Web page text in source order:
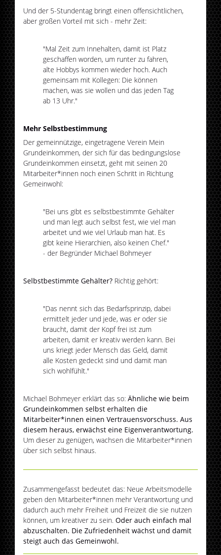
Und der 5-Stundentag bringt einen offensichtlichen,
aber großen Vorteil mit sich - mehr Zeit:
"Mal Zeit zum Innehalten, damit ist Platz
geschaffen worden, um runter zu fahren,
alte Hobbys kommen wieder hoch. Auch
gemeinsam mit Kollegen: Die können
machen, was sie wollen und das jeden Tag
ab 13 Uhr."
Mehr Selbstbestimmung
Der gemeinnützige, eingetragene Verein Mein
Grundeinkommen, der sich für das bedingungslose
Grundeinkommen einsetzt, geht mit seinen 20
Mitarbeiter*innen noch einen Schritt in Richtung
Gemeinwohl:
"Bei uns gibt es selbstbestimmte Gehälter
und man legt auch selbst fest, wie viel man
arbeitet und wie viel Urlaub man hat. Es
gibt keine Hierarchien, also keinen Chef."
- der Begründer Michael Bohmeyer
Selbstbestimmte Gehälter? Richtig gehört:
"Das nennt sich das Bedarfsprinzip, dabei
ermittelt jeder und jede, was er oder sie
braucht, damit der Kopf frei ist zum
arbeiten, damit er kreativ werden kann. Bei
uns kriegt jeder Mensch das Geld, damit
alle Kosten gedeckt sind und damit man
sich wohlfühlt."
Michael Bohmeyer erklärt das so:Ähnliche wie beim
Grundeinkommen selbst erhalten die
Mitarbeiter*innen einen Vertrauensvorschuss. Aus
diesem heraus, erwächst eine Eigenverantwortung.
Um dieser zu genügen, wachsen die Mitarbeiter*innen
über sich selbst hinaus.
Zusammengefasst bedeutet das: Neue Arbeitsmodelle
geben den Mitarbeiter*innen mehr Verantwortung und
dadurch auch mehr Freiheit und Freizeit die sie nutzen
können, um kreativer zu sein.Oder auch einfach mal
abzuschalten. Die Zufriedenheit wächst und damit
steigt auch das Gemeinwohl.